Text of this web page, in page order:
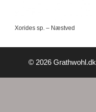
Xorides sp. – Næstved
© 2026 Grathwohl.dk